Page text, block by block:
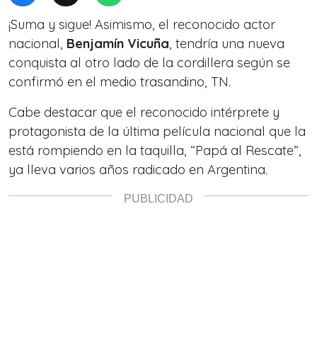
¡Suma y sigue! Asimismo, el reconocido actor
nacional, Benjamín Vicuña, tendría una nueva
conquista al otro lado de la cordillera según se
confirmó en el medio trasandino, TN.
Cabe destacar que el reconocido intérprete y
protagonista de la última película nacional que la
está rompiendo en la taquilla, “Papá al Rescate”,
ya lleva varios años radicado en Argentina.